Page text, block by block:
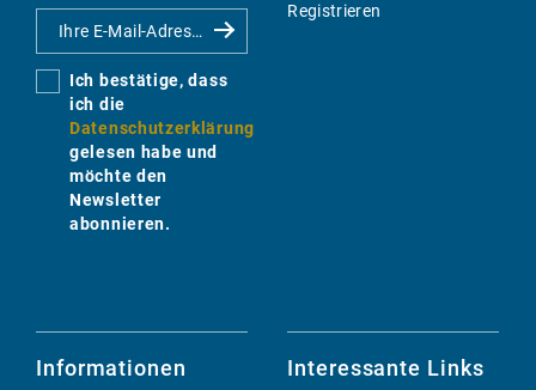
Ich bestätige, dass
ich die
Datenschutzerklärung
gelesen habe und
möchte den
Newsletter
abonnieren.
Registrieren
Informationen Interessante Links